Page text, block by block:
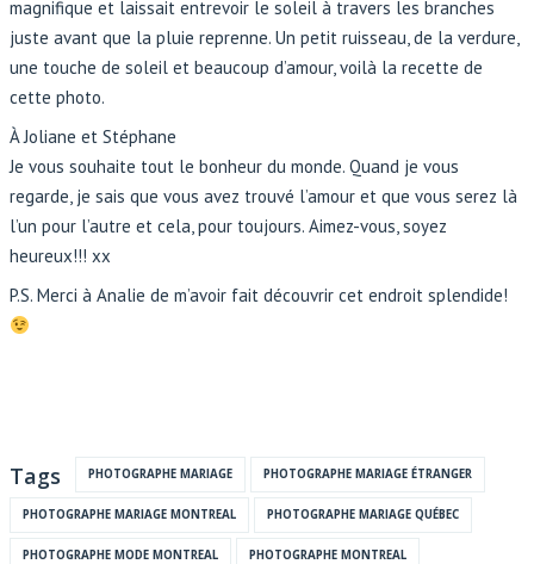
magnifique et laissait entrevoir le soleil à travers les branches
juste avant que la pluie reprenne. Un petit ruisseau, de la verdure,
une touche de soleil et beaucoup d’amour, voilà la recette de
cette photo.
À Joliane et Stéphane
Je vous souhaite tout le bonheur du monde. Quand je vous
regarde, je sais que vous avez trouvé l’amour et que vous serez là
l’un pour l’autre et cela, pour toujours. Aimez-vous, soyez
heureux!!! xx
P.S. Merci à Analie de m’avoir fait découvrir cet endroit splendide!
Tags PHOTOGRAPHE MARIAGE PHOTOGRAPHE MARIAGE ÉTRANGER
PHOTOGRAPHE MARIAGE MONTREAL PHOTOGRAPHE MARIAGE QUÉBEC
PHOTOGRAPHE MODE MONTREAL PHOTOGRAPHE MONTREAL